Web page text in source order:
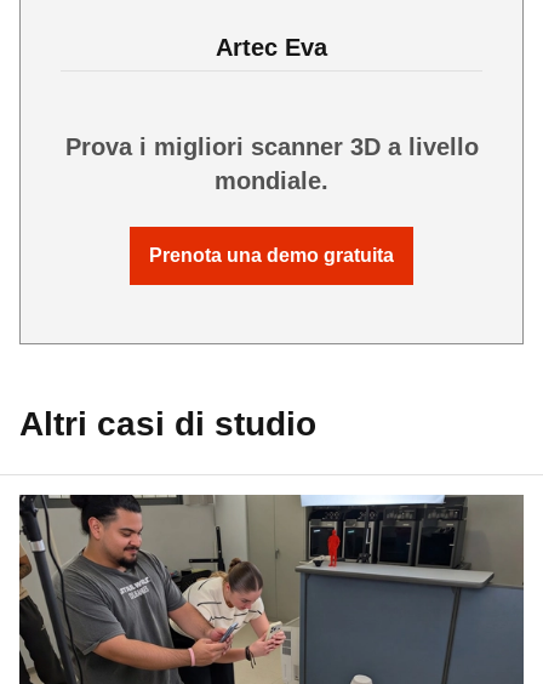
Artec Eva
Prova i migliori scanner 3D a livello
mondiale.
Prenota una demo gratuita
Altri casi di studio